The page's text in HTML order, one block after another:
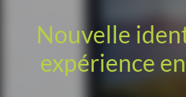
Nouvelle
expérience